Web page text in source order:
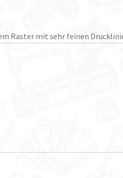
Raster mit sehr feinen